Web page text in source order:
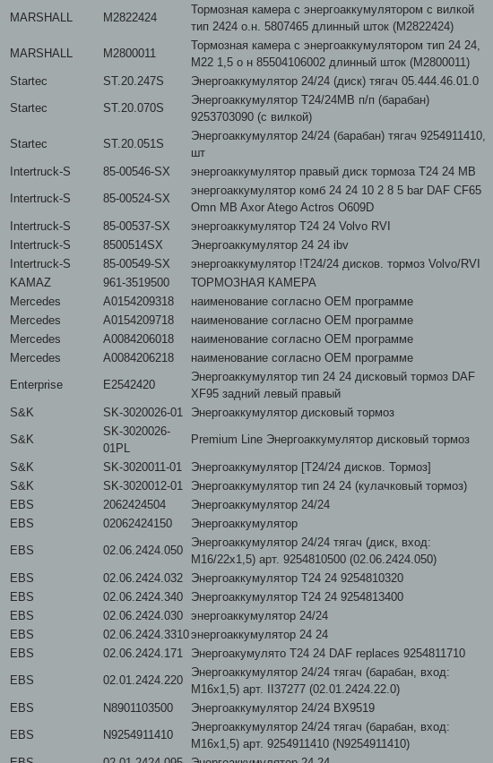
MARSHALL M2822424
Тормозная камера с энергоаккумулятором с вилкой
тип 2424 о.н. 5807465 длинный шток (M2822424)
MARSHALL M2800011
Тормозная камера с энергоаккумулятором тип 24 24,
М22 1,5 о н 85504106002 длинный шток (M2800011)
Startec ST.20.247S Энергоаккумулятор 24/24 (диск) тягач 05.444.46.01.0
Startec
ST.20.070S
Энергоаккумулятор T24/24MB п/п (барабан)
9253703090 (с вилкой)
Startec ST.20.051S
Энергоаккумулятор 24/24 (барабан) тягач 9254911410,
шт
Intertruck-S 85-00546-SX энергоаккумулятор правый диск тормоза T24 24 MB
Intertruck-S
85-00524-SX
энергоаккумулятор комб 24 24 10 2 8 5 bar DAF CF65
Omn MB Axor Atego Actros O609D
Intertruck-S 85-00537-SX энергоаккумулятор T24 24 Volvo RVI
Intertruck-S
8500514SX Энергоаккумулятор 24 24 ibv
Intertruck-S
85-00549-SX энергоаккумулятор !T24/24 дисков. тормоз Volvo/RVI
KAMAZ
961-3519500 ТОРМОЗНАЯ КАМЕРА
Mercedes
A0154209318 наименование согласно ОЕМ программе
Mercedes
A0154209718 наименование согласно ОЕМ программе
Mercedes
A0084206018 наименование согласно ОЕМ программе
Mercedes
A0084206218 наименование согласно ОЕМ программе
Enterprise
E2542420
Энергоаккумулятор тип 24 24 дисковый тормоз DAF
XF95 задний левый правый
S&K SK-3020026-01 Энергоаккумулятор дисковый тормоз
S&K
SK-3020026-
01PL
Premium Line Энергоаккумулятор дисковый тормоз
S&K SK-3020011-01 Энергоаккумулятор [T24/24 дисков. Тормоз]
S&K
SK-3020012-01 Энергоаккумулятор тип 24 24 (кулачковый тормоз)
EBS
2062424504 Энергоаккумулятор 24/24
EBS
02062424150 Энергоаккумулятор
EBS
02.06.2424.050
Энергоаккумулятор 24/24 тягач (диск, вход:
M16/22x1,5) арт. 9254810500 (02.06.2424.050)
EBS 02.06.2424.032 Энергоаккумулятор T24 24 9254810320
EBS
02.06.2424.340 Энергоаккумулятор T24 24 9254813400
EBS
02.06.2424.030 энергоаккумулятор 24/24
EBS
02.06.2424.3310энергоаккумулятор 24 24
EBS
02.06.2424.171 Энергоакумулято Т24 24 DAF replaces 9254811710
EBS
02.01.2424.220
Энергоаккумулятор 24/24 тягач (барабан, вход:
M16x1,5) арт. II37277 (02.01.2424.22.0)
EBS N8901103500 Энергоаккумулятор 24/24 BX9519
EBS
N9254911410
Энергоаккумулятор 24/24 тягач (барабан, вход:
M16x1,5) арт. 9254911410 (N9254911410)